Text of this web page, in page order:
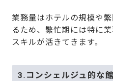
業務量はホテルの規模や
るため、繁忙期には特に
スキルが活きてきます。
3.コンシェルジュ的な